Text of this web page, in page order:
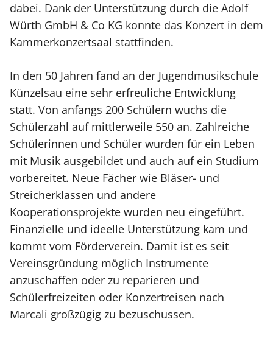
dabei. Dank der Unterstützung durch die Adolf
Würth GmbH & Co KG konnte das Konzert in dem
Kammerkonzertsaal stattfinden.
In den 50 Jahren fand an der Jugendmusikschule
Künzelsau eine sehr erfreuliche Entwicklung
statt. Von anfangs 200 Schülern wuchs die
Schülerzahl auf mittlerweile 550 an. Zahlreiche
Schülerinnen und Schüler wurden für ein Leben
mit Musik ausgebildet und auch auf ein Studium
vorbereitet. Neue Fächer wie Bläser- und
Streicherklassen und andere
Kooperationsprojekte wurden neu eingeführt.
Finanzielle und ideelle Unterstützung kam und
kommt vom Förderverein. Damit ist es seit
Vereinsgründung möglich Instrumente
anzuschaffen oder zu reparieren und
Schülerfreizeiten oder Konzertreisen nach
Marcali großzügig zu bezuschussen.